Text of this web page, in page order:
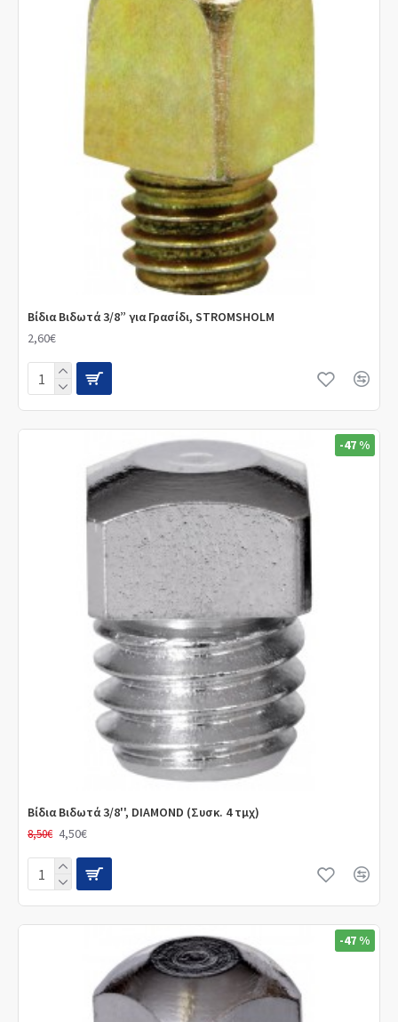
Βίδια Βιδωτά 3/8” για Γρασίδι, STROMSHOLM
2,60€
-47 %
Βίδια Βιδωτά 3/8'', DIAMOND (Συσκ. 4 τμχ)
4,50€
8,50€
-47 %